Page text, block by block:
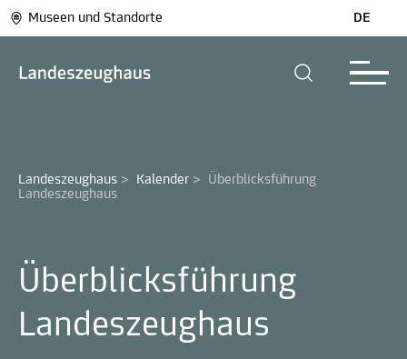
Museen und Standorte DE
Landeszeughaus > Kalender > Überblicksführung
Landeszeughaus
Überblicksführung
Landeszeughaus